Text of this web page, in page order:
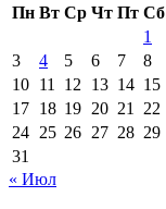
Пн Вт Ср Чт Пт Сб
1
3
4 5 6 7 8
10 11 12 13 14 15
17 18 19 20 21 22
24 25 26 27 28 29
31
« Июл